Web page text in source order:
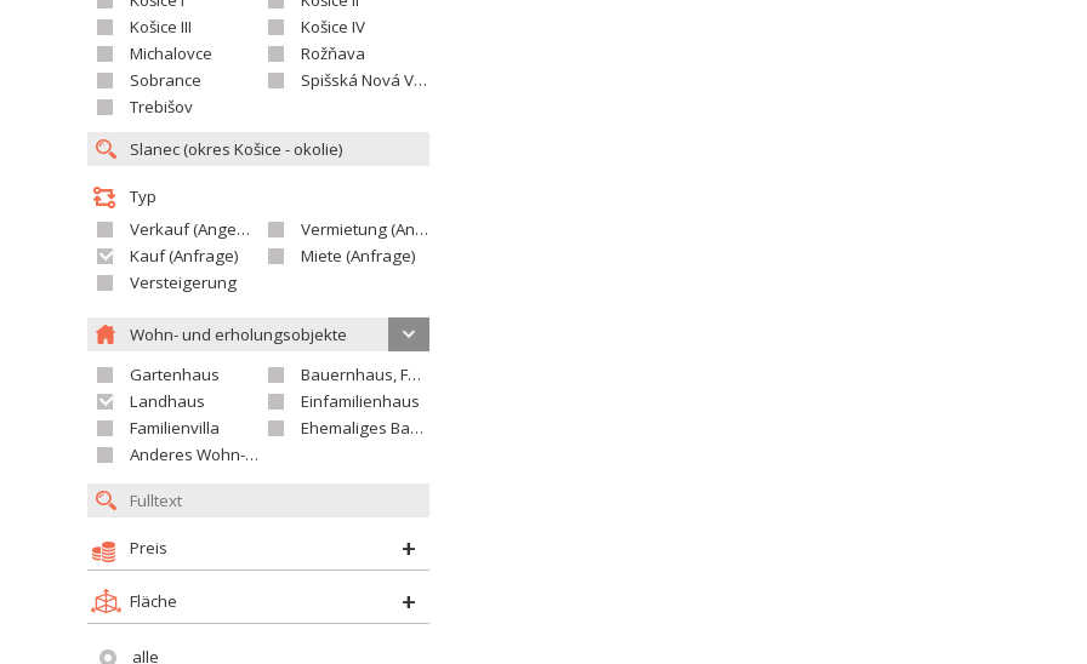
Košice III
Košice IV
Michalovce
Rožňava
Sobrance
Spišská Nová Ves
Trebišov
Typ
Verkauf (Angebot)
Vermietung (Angebot)
Kauf (Anfrage)
Miete (Anfrage)
Versteigerung
Wohn- und erholungsobjekte
Gartenhaus
Bauernhaus, Ferienhaus
Landhaus
Einfamilienhaus
Familienvilla
Ehemaliges Bauerngut
Anderes Wohn- oder Ferienobjekt
Preis
Fläche
alle